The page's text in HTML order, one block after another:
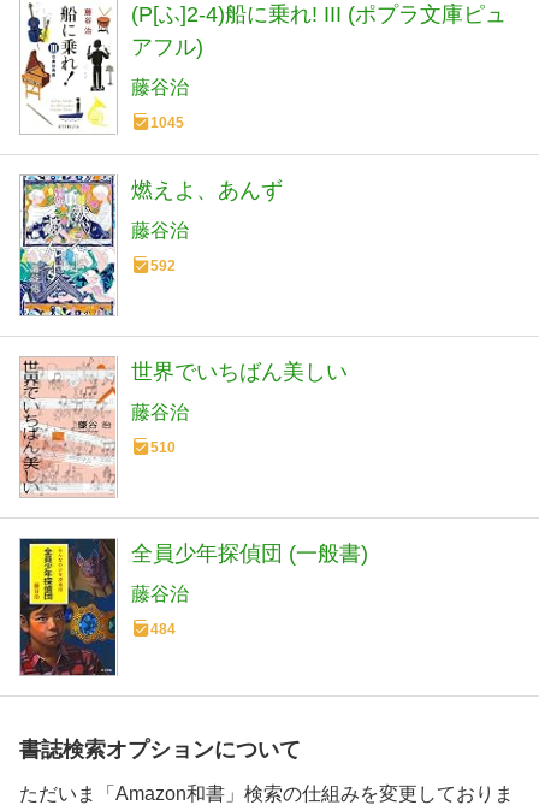
(P[ふ]2-4)船に乗れ! III (ポプラ文庫ピュ
アフル)
藤谷治
1045
燃えよ、あんず
藤谷治
592
世界でいちばん美しい
藤谷治
510
全員少年探偵団 (一般書)
藤谷治
484
書誌検索オプションについて
ただいま「Amazon和書」検索の仕組みを変更しておりま